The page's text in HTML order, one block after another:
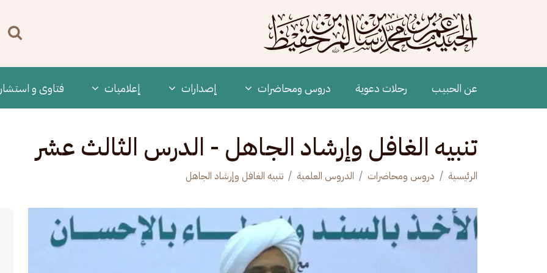
Main navigation
عن الحبيب رحلات دعوية دروس ومحاضرات ‫إصدارات إعلاميات فتاوى و
تنبيه الغافل وإرشاد الجاهل - الدرس الثالث عشر
الرئيسية دروس ومحاضرات الدروس العلمية تنبيه الغافل وإرشاد الجاهل